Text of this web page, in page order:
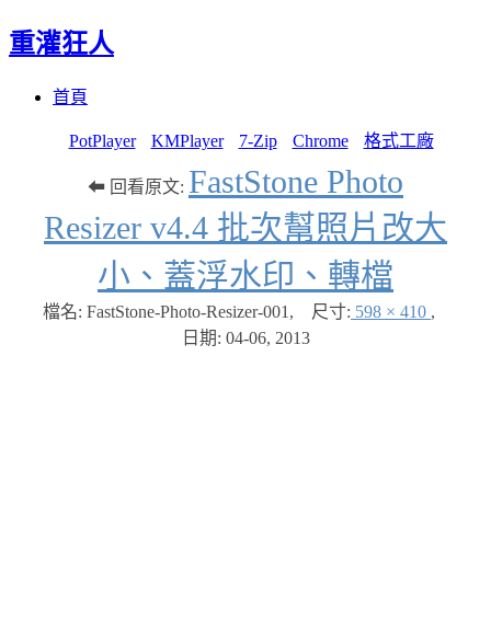
重灌狂人
首頁
PotPlayer KMPlayer 7-Zip Chrome 格式工廠
⬅ 回看原文: FastStone Photo
Resizer v4.4 批次幫照片改大
小、蓋浮水印、轉檔
檔名: FastStone-Photo-Resizer-001 , 尺寸: 598 × 410 ,
日期: 04-06, 2013